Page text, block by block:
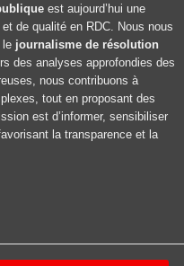
est aujourd’hui une
de qualité en RDC. Nous nous
le journalisme de résolution
des analyses approfondies des
nous contribuons à
tout en proposant des
est d’informer, sensibiliser
la transparence et la